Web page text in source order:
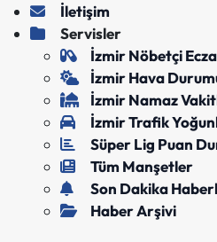
İletişim
Servisler
İzmir Nöbetçi
İzmir Hava
İzmir Namaz
İzmir Trafik
Süper Lig Puan
Tüm Manşetler
Son Dakika
Haber Arşivi